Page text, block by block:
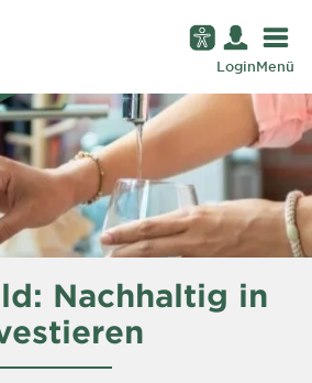
LoginMenü
Nachhaltig in